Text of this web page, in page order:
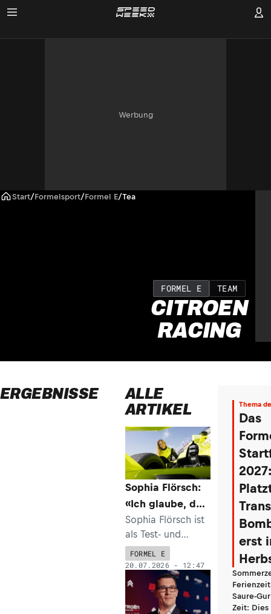
Werbung
Start/Formelsport/Formel E/Team
FORMEL E TEAM
CITROEN
RACING
ERGEBNISSE
ALLE
ARTIKEL
Sophia Flörsch:
«Ich glaube, das
ist ein sehr
starkes Signal»
Sophia Flörsch ist
als Test- und
Entwicklungsfahre
rin in das neue
Formel-E-
Programm von
Opel
FORMEL E
20.07.2026 - 12:47
Thema
Woche
Das
erst
Saure-
Zeit: Dies